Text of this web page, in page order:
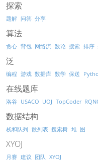
探索
题解 问答 分享
算法
贪心 背包 网络流 数论 搜索 排序
泛
编程 游戏 数据库 数学 保送
在线题库
洛谷 USACO UOJ TopCoder
数据结构
栈和队列 散列表 搜索树 堆 图
XYOJ
月赛 建议 团队 XYOJ